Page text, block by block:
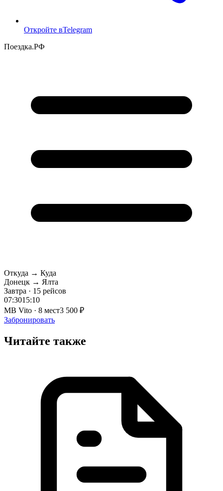
Откройте вTelegram
Поездка.РФ
Откуда → Куда
Донецк → Ялта
Завтра · 15 рейсов
07:3015:10
MB Vito · 8 мест3 500 ₽
Забронировать
Читайте также